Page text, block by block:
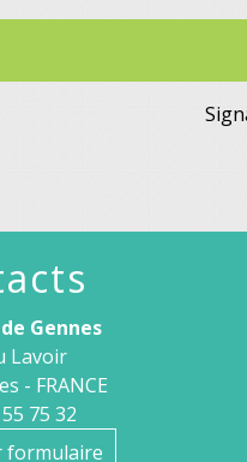
Gennes
Lavoir
- FRANCE
75 32
formulaire